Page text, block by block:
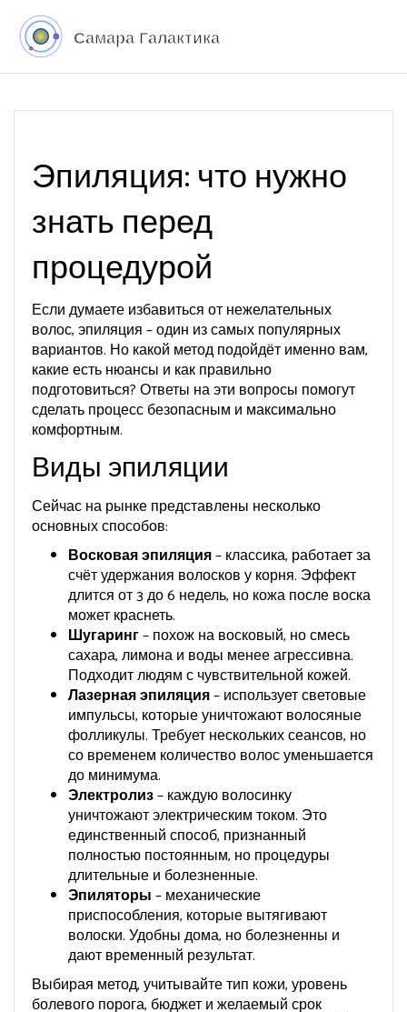
Эпиляция: что нужно
знать перед
процедурой
Если думаете избавиться от нежелательных
волос, эпиляция – один из самых популярных
вариантов. Но какой метод подойдёт именно вам,
какие есть нюансы и как правильно
подготовиться? Ответы на эти вопросы помогут
сделать процесс безопасным и максималь­но
комфортным.
Виды эпиляции
Сейчас на рынке представлены несколько
основных способов:
Восковая эпиляция– классика, работает за
счёт удержания волосков у корня. Эффект
длится от 3 до 6 недель, но кожа после воска
может краснеть.
Шугаринг– похож на восковый, но смесь
сахара, лимона и воды менее агрессивна.
Подходит людям с чувствительной кожей.
Лазерная эпиляция– использует световые
импульсы, которые уничтожают волосяные
фолликулы. Требует нескольких сеансов, но
со временем количество волос уменьшается
до минимума.
Электролиз– каждую волосинку
уничтожают электрическим током. Это
единственный способ, признанный
полностью постоянным, но процедуры
длительные и болезненные.
Эпиляторы– механические
приспособления, которые вытягивают
волоски. Удобны дома, но болезненны и
дают временный результат.
Выбирая метод, учитывайте тип кожи, уровень
болевого порога, бюджет и желаемый срок